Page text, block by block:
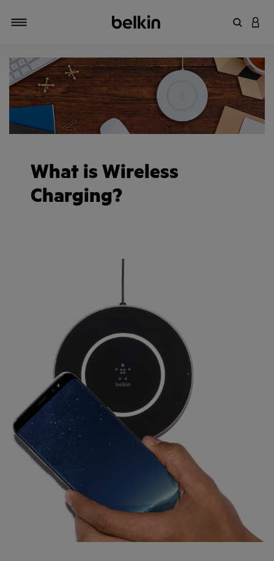
키워드
What is Wireless
Charging?